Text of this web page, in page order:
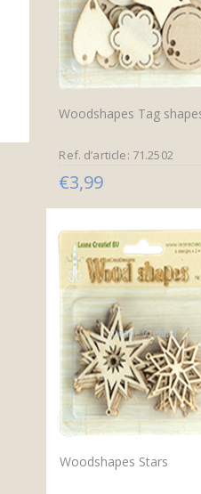
Woodshapes Tag
Ref. d’article: 71.2502
€3,99
Woodshapes Stars